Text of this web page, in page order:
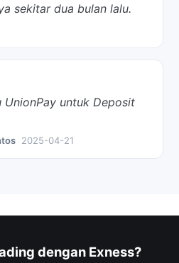
sekitar dua bulan lalu.
untuk Deposit
2025-04-21
dengan Exness?